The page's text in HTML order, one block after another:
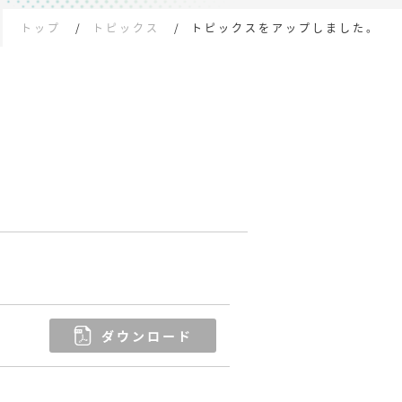
トップ トピックス トピックスをアップしました。
ダウンロード